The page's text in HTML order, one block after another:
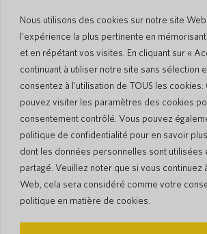
Nous utilisons des cookies sur notre site
l'expérience la plus pertinente en
et en répétant vos visites. En cliquant sur «
continuant à utiliser notre site sans sélection
consentez à l'utilisation de TOUS les cookies.
pouvez visiter les paramètres des cookies
consentement contrôlé. Vous pouvez
politique de confidentialité pour en savoir
dont les données personnelles sont utilisées
partagé. Veuillez noter que si vous continuez
Web, cela sera considéré comme votre
politique en matière de cookies.
Entreprise
À propos de nous
Langues et pays
Actualités
Soutien
Service client
Politique de retour
Conditions d'expédition
Garantie
Sécurité
Contactez-nous
Demande